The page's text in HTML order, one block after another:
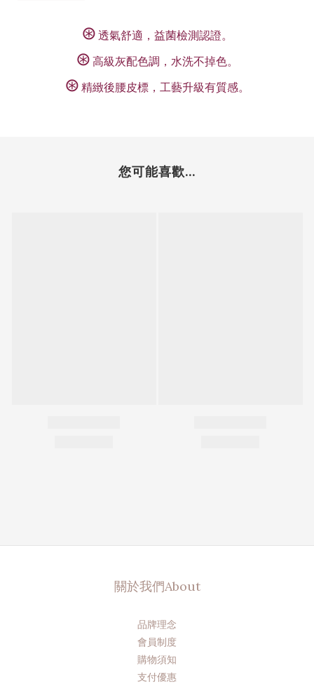
⊛ 透氣舒適，益菌檢測認證。
⊛ 高級灰配色調，水洗不掉色。
⊛ 精緻後腰皮標，工藝升級有質感。
您可能喜歡...
關於我們About
品牌理念
會員制度
購物須知
支付優惠